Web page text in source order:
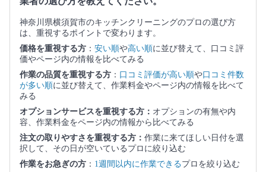
神奈川県横須賀市のキッチンクリーニングのプロの選び方
は、重視するポイントで変わります。
価格を重視する方 ： 安い順や高い順に並び替えて、口コミ評
価やページ内の情報を比べてみる
作業の品質を重視する方 ： 口コミ評価が高い順や口コミ件数
が多い順に並び替えて、作業料金やページ内の情報を比べて
みる
オプションサービスを重視する方： オプションの有無や内
容、作業料金をページ内の情報から比べてみる
注文の取りやすさを重視する方： 作業に来てほしい日付を選
択して、その日が空いているプロに絞り込む
作業をお急ぎの方 ： 1週間以内に作業できるプロを絞り込む